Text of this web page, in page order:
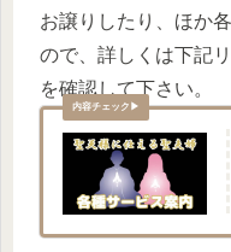
お譲りしたり、ほか
ので、詳しくは下記
を確認して下さい。